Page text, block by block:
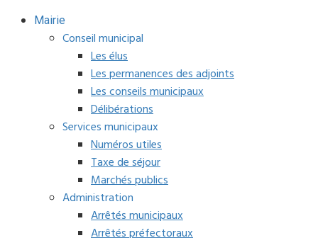
Mairie
Conseil municipal
Les élus
Les permanences des adjoints
Les conseils municipaux
Délibérations
Services municipaux
Numéros utiles
Taxe de séjour
Marchés publics
Administration
Arrêtés municipaux
Arrêtés préfectoraux